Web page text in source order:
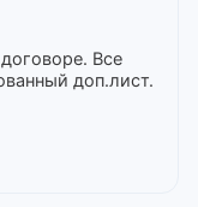
Все
доп.лист.